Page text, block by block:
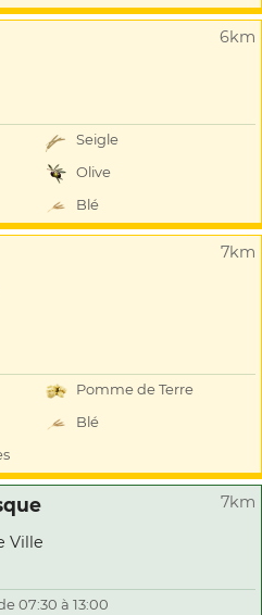
6km
Seigle
Olive
Blé
7km
Pomme de Terre
Blé
7km
Ville
07:30 à 13:00